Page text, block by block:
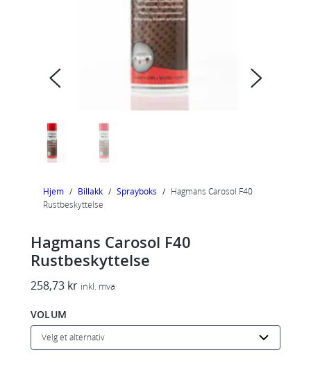
Hjem / Billakk / Sprayboks / Hagmans Carosol F40
Rustbeskyttelse
Hagmans Carosol F40
Rustbeskyttelse
258,73 kr inkl. mva
VOLUM